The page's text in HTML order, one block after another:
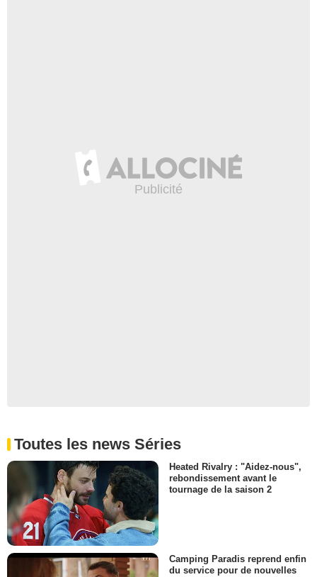
Toutes les news Séries
Heated Rivalry : "Aidez-nous",
rebondissement avant le
tournage de la saison 2
Camping Paradis reprend enfin
du service pour de nouvelles